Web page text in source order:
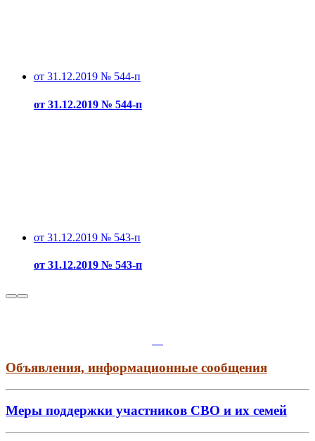
от 31.12.2019 № 544-п
от 31.12.2019 № 544-п
от 31.12.2019 № 543-п
от 31.12.2019 № 543-п
Объявления, информационные сообщения
Меры поддержки участников СВО и их семей